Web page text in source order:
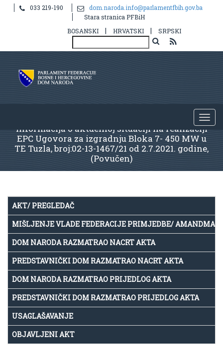
033 219-190
dom.naroda.info@parlamentfbih.gov.ba
Stara stranica PFBiH
BOSANSKI
| HRVATSKI | SRPSKI
Informacija o aktuelnoj situaciji na realizaciji
EPC Ugovora za izgradnju Bloka 7- 450 MW u
TE Tuzla, broj:02-13-1467/21 od 2.7.2021. godine,
(Povučen)
AKT/ PREGLEDAČ
MIŠLJENJE VLADE FEDERACIJE PRIMJEDBE/
DOM NARODA RAZMATRAO NACRT AKTA
PREDSTAVNIČKI DOM RAZMATRAO NACRT AKTA
DOM NARODA RAZMATRAO PRIJEDLOG AKTA
PREDSTAVNIČKI DOM RAZMATRAO PRIJEDLOG AKTA
USAGLAŠAVANJE
OBJAVLJENI AKT